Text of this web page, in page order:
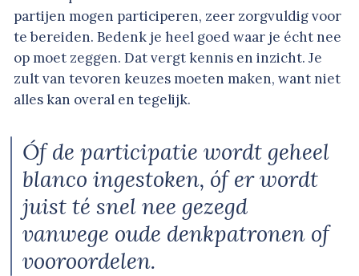
partijen mogen participeren, zeer zorgvuldig voor
te bereiden. Bedenk je heel goed waar je écht nee
op moet zeggen. Dat vergt kennis en inzicht. Je
zult van tevoren keuzes moeten maken, want niet
alles kan overal en tegelijk.
Óf de participatie wordt geheel
blanco ingestoken, óf er wordt
juist té snel nee gezegd
vanwege oude denkpatronen of
vooroordelen.